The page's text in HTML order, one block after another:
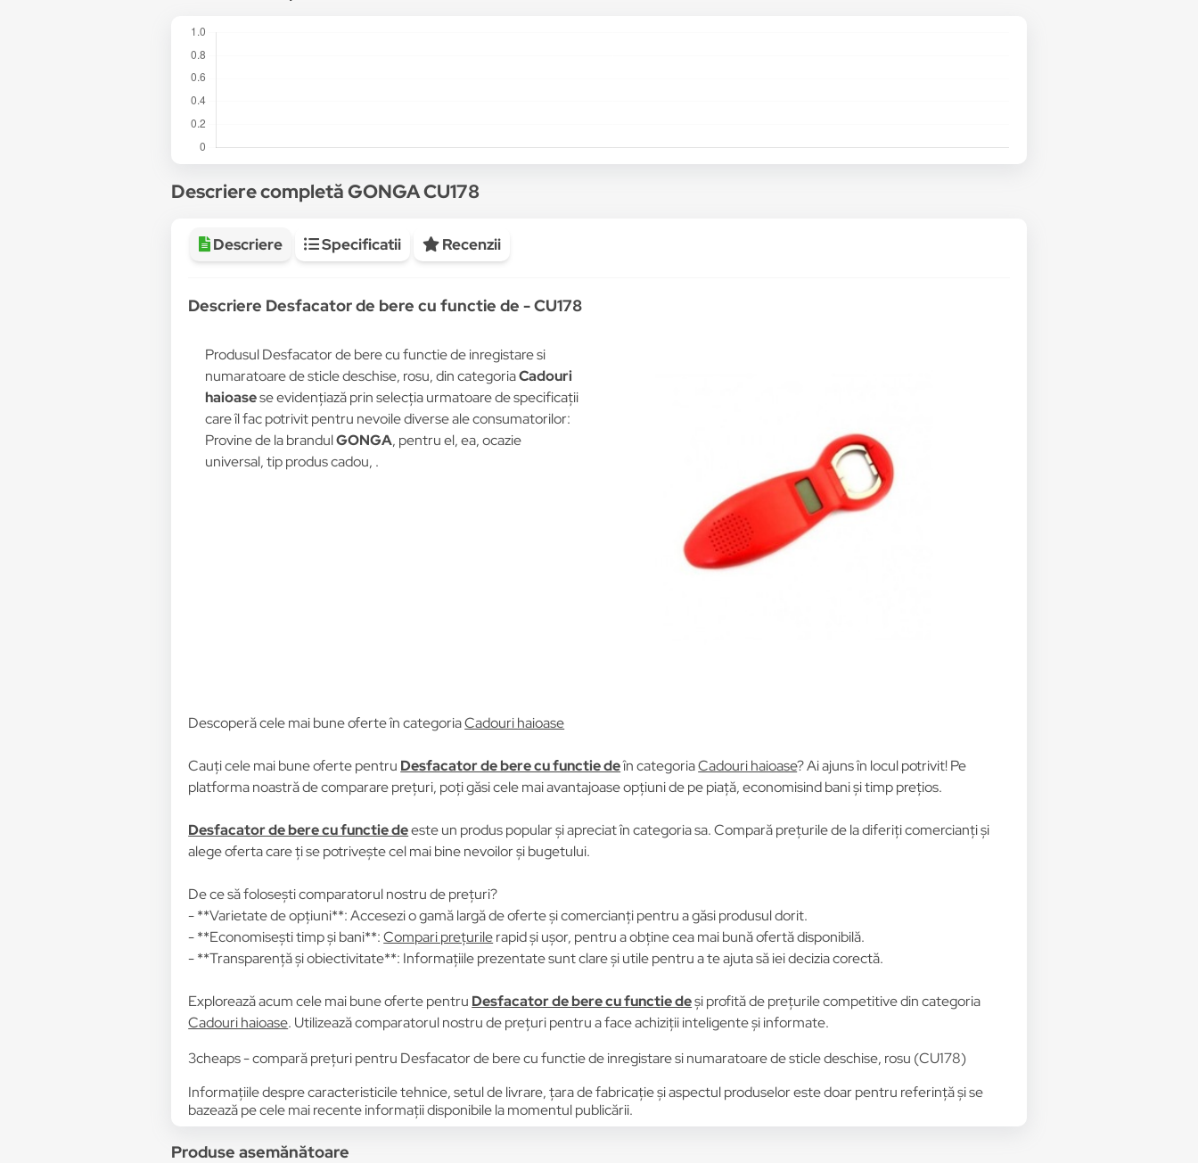
Descriere completă GONGA CU178
Descriere Specificatii Recenzii
Descriere Desfacator de bere cu functie de - CU178
Produsul Desfacator de bere cu functie de inregistare si
numaratoare de sticle deschise, rosu, din categoriaCadouri
haioasese evidențiază prin selecția urmatoare de specificații
care îl fac potrivit pentru nevoile diverse ale consumatorilor:
Provine de la brandulGONGA, pentru el, ea, ocazie
universal, tip produs cadou, .
Descoperă cele mai bune oferte în categoriaCadouri haioase
Cauți cele mai bune oferte pentru Desfacator de bere cu functie deîn categoriaCadouri haioase? Ai ajuns în locul potrivit! Pe
platforma noastră de comparare prețuri, poți găsi cele mai avantajoase opțiuni de pe piață, economisind bani și timp prețios.
Desfacator de bere cu functie deeste un produs popular și apreciat în categoria sa. Compară prețurile de la diferiți comercianți și
alege oferta care ți se potrivește cel mai bine nevoilor și bugetului.
De ce să folosești comparatorul nostru de prețuri?
- **Varietate de opțiuni**: Accesezi o gamă largă de oferte și comercianți pentru a găsi produsul dorit.
- **Economisești timp și bani**:Compari prețurilerapid și ușor, pentru a obține cea mai bună ofertă disponibilă.
- **Transparență și obiectivitate**: Informațiile prezentate sunt clare și utile pentru a te ajuta să iei decizia corectă.
Explorează acum cele mai bune oferte pentru Desfacator de bere cu functie deși profită de prețurile competitive din categoria
Cadouri haioase. Utilizează comparatorul nostru de prețuri pentru a face achiziții inteligente și informate.
3cheaps - compară prețuri pentru Desfacator de bere cu functie de inregistare si numaratoare de sticle deschise, rosu (CU178)
Informațiile despre caracteristicile tehnice, setul de livrare, țara de fabricație și aspectul produselor este doar pentru referință și se
bazează pe cele mai recente informații disponibile la momentul publicării.
Produse asemănătoare